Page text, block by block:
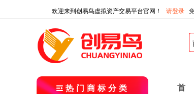
欢迎来到创易鸟虚拟资产交易平台官网！ 请登录
热门商标分类 首